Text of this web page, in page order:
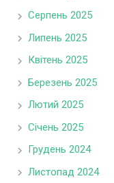
Серпень 2025
Липень 2025
Квітень 2025
Березень 2025
Лютий 2025
Січень 2025
Грудень 2024
Листопад 2024